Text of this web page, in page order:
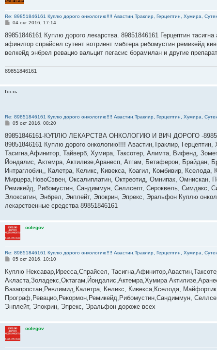
Re: 89851846161 Куплю дорого онкологию!!!! Авастин,Траклир, Герцептин, Хумира,
С
о
щ
е
е
04 окт 2016, 17:14
89851846161 Куплю дорого лекарства. 89851846161 Герцептин
афинитор спрайсел сутент вотриент мабтера рибомустин ремикейд
велкейд энбрел ревацио вальцит пегасис борамилан и другие
89851846161
Гость
Re: 89851846161 Куплю дорого онкологию!!!! Авастин,Траклир, Герцептин, Хумира,
С
о
щ
е
и
е
05 окт 2016, 08:20
89851846161-КУПЛЮ ЛЕКАРСТВА ОНКОЛОГИЮ И ВИЧ ДОРОГО -
89851846161 Куплю дорого онкологию!!!! Авастин,Траклир,
Тасигна,Афинитор, Тайверб, Хумира, Таксотер, Алимта, Вифенд,
Йондалис, Актемра, Актилизе,Аранесп, Атгам, Бетаферон, Брайдан,
Интраглобин,, Калетра, Келикс, Кивекса, Коагил, Комбивир,
Мирцера,НовоСэвен, Оксалиплатин, Октреотид, Омнипак, Омнискан,
Ремикейд, Рибомустин, Сандиммун, Селлсепт, Сероквель, Симдакс,
Элоксатин, Энбрел, Энплейт, Эпокрин, Эпрекс, Эральфон Куплю
лекарственные средства 89851846161
oolegov
Re: 89851846161 Куплю дорого онкологию!!!! Авастин,Траклир, Герцептин, Хумира,
С
о
б
щ
е
и
е
05 окт 2016, 10:10
Куплю Нексавар,Иресса,Спрайсел,
Акласта,Золадекс,Октагам,Йондалис,Актемра,Хумира
Вазапростан,Ревлимид,Калетра, Келикс, Кивекса,Кселода,
Програф,Ревацио,Рекормон,Ремикейд,Рибомустин,Сандиммун,
Энплейт, Эпокрин, Эпрекс, Эральфон дороже всех
oolegov